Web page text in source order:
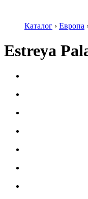
Каталог › Европа
Estreya